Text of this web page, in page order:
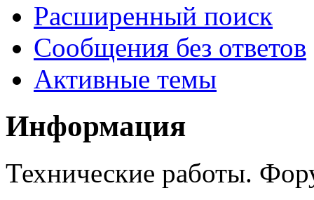
Расширенный поиск
Сообщения без ответов
Активные темы
Информация
Технические работы.